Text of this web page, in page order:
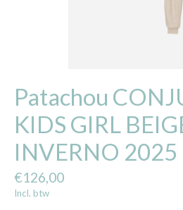
Patachou
KIDS GIRL
INVERNO 2025
€126,00
Incl. btw